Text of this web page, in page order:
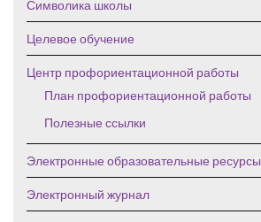
Символика школы
Целевое обучение
Центр профориентационной работы
План профориентационной работы
Полезные ссылки
Электронные образовательные ресурсы
Электронный журнал